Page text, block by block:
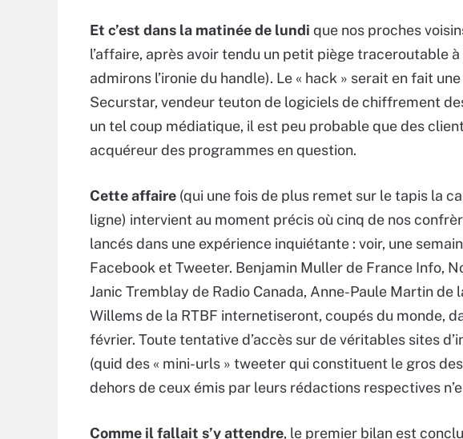
Et c’est dans la matinée de lundi que nos proches
l’affaire, après avoir tendu un petit piège traceroutable
admirons l’ironie du handle). Le « hack » serait en fait
Securstar, vendeur teuton de logiciels de chiffrement
un tel coup médiatique, il est peu probable que des
acquéreur des programmes en question.
Cette affaire (qui une fois de plus remet sur le tapis la
ligne) intervient au moment précis où cinq de nos
lancés dans une expérience inquiétante : voir, une
Facebook et Tweeter. Benjamin Muller de France Info,
Janic Tremblay de Radio Canada, Anne-Paule Martin de
Willems de la RTBF internetiseront, coupés du monde,
février. Toute tentative d’accès sur de véritables sites
(quid des « mini-urls » tweeter qui constituent le gros
dehors de ceux émis par leurs rédactions respectives
Comme il fallait s’y attendre, le premier bilan est